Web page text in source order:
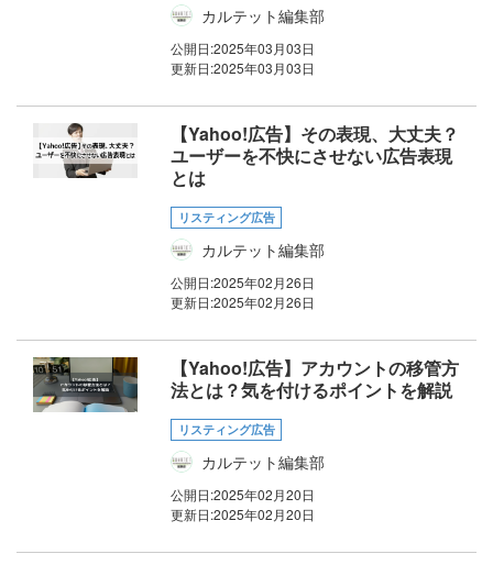
カルテット編集部
公開日:2025年03月03日
更新日:2025年03月03日
【Yahoo!広告】その表現、大丈夫？
ユーザーを不快にさせない広告表現
とは
リスティング広告
カルテット編集部
公開日:2025年02月26日
更新日:2025年02月26日
【Yahoo!広告】アカウントの移管方
法とは？気を付けるポイントを解説
リスティング広告
カルテット編集部
公開日:2025年02月20日
更新日:2025年02月20日